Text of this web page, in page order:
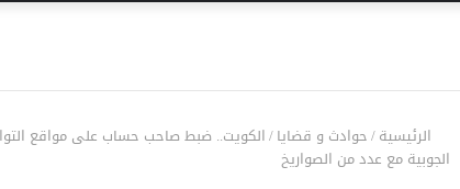
الرئيسية/حوادث و قضايا/الكويت.. ضبط صاحب حساب على مواقع
الجوبية مع عدد من الصواريخ